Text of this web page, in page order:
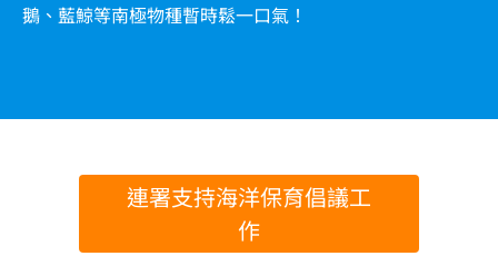
鵝、藍鯨等南極物種暫時鬆一口氣！
連署支持海洋保育倡議工
作